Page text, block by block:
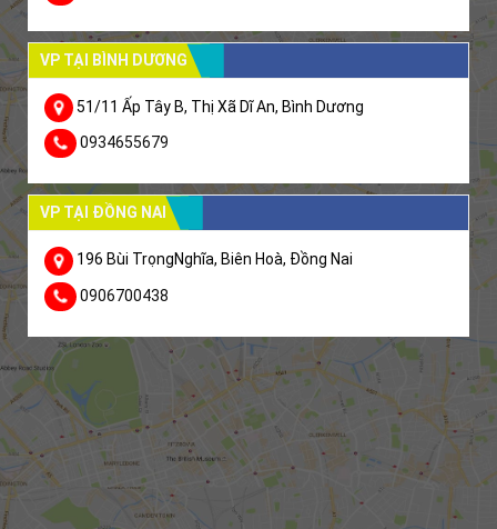
VP TẠI BÌNH DƯƠNG
51/11 Ấp Tây B, Thị Xã Dĩ An, Bình Dương
0934655679
VP TẠI ĐỒNG NAI
196 Bùi TrọngNghĩa, Biên Hoà, Đồng Nai
0906700438